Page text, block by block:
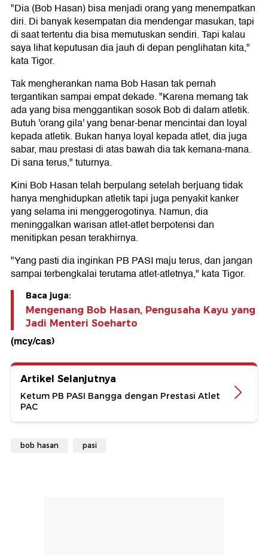
"Dia (Bob Hasan) bisa menjadi orang yang menempatkan
diri. Di banyak kesempatan dia mendengar masukan, tapi
di saat tertentu dia bisa memutuskan sendiri. Tapi kalau
saya lihat keputusan dia jauh di depan penglihatan kita,"
kata Tigor.
Tak mengherankan nama Bob Hasan tak pernah
tergantikan sampai empat dekade. "Karena memang tak
ada yang bisa menggantikan sosok Bob di dalam atletik.
Butuh 'orang gila' yang benar-benar mencintai dan loyal
kepada atletik. Bukan hanya loyal kepada atlet, dia juga
sabar, mau prestasi di atas bawah dia tak kemana-mana.
Di sana terus," tuturnya.
Kini Bob Hasan telah berpulang setelah berjuang tidak
hanya menghidupkan atletik tapi juga penyakit kanker
yang selama ini menggerogotinya. Namun, dia
meninggalkan warisan atlet-atlet berpotensi dan
menitipkan pesan terakhirnya.
"Yang pasti dia inginkan PB PASI maju terus, dan jangan
sampai terbengkalai terutama atlet-atletnya," kata Tigor.
Baca juga:
Mengenang Bob Hasan, Pengusaha Kayu yang
Jadi Menteri Soeharto
(mcy/cas)
Artikel Selanjutnya
Ketum PB PASI Bangga dengan Prestasi Atlet
PAC
bob hasan pasi